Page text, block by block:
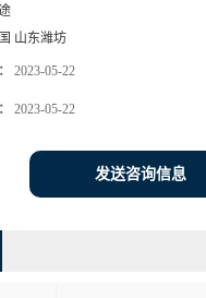
山东潍坊
2023-05-22
2023-05-22
发送咨询信息